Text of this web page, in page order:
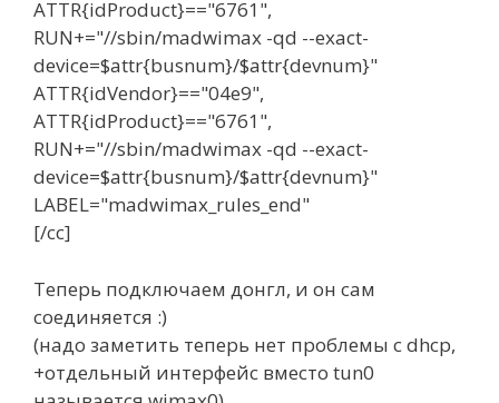
ATTR{idProduct}=="6761",
RUN+="//sbin/madwimax -qd --exact-
device=$attr{busnum}/$attr{devnum}"
ATTR{idVendor}=="04e9",
ATTR{idProduct}=="6761",
RUN+="//sbin/madwimax -qd --exact-
device=$attr{busnum}/$attr{devnum}"
LABEL="madwimax_rules_end"
[/cc]
Теперь подключаем донгл, и он сам
соединяется :)
(надо заметить теперь нет проблемы с dhcp,
+отдельный интерфейс вместо tun0